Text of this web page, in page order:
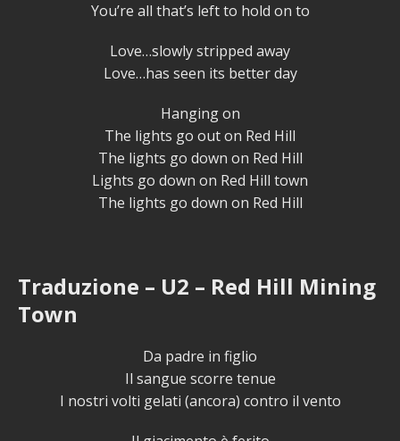
You’re all that’s left to hold on to
Love…slowly stripped away
Love…has seen its better day
Hanging on
The lights go out on Red Hill
The lights go down on Red Hill
Lights go down on Red Hill town
The lights go down on Red Hill
Traduzione – U2 – Red Hill Mining
Town
Da padre in figlio
Il sangue scorre tenue
I nostri volti gelati (ancora) contro il vento